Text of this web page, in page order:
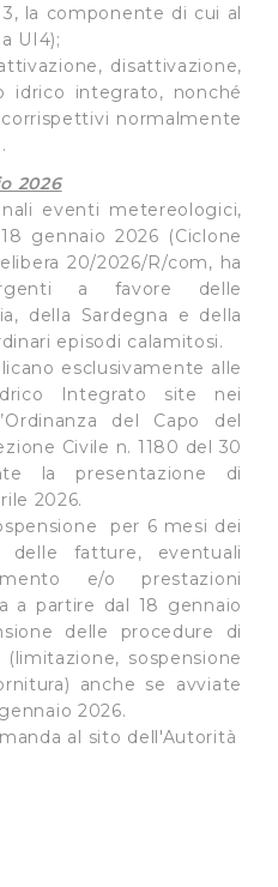
la componente di cui al
UI4);
disattivazione,
idrico integrato, nonché
normalmente
2026
eventi metereologici,
gennaio 2026 (Ciclone
20/2026/R/com, ha
a favore delle
della Sardegna e della
episodi calamitosi.
esclusivamente alle
Integrato site nei
del Capo del
Civile n. 1180 del 30
la presentazione di
2026.
per 6 mesi dei
fatture, eventuali
e/o prestazioni
a partire dal 18 gennaio
delle procedure di
sospensione
anche se avviate
2026.
al sito dell'Autorità